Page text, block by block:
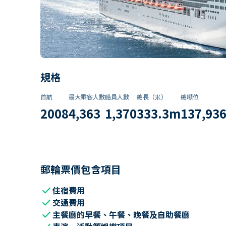
規格
首航
2008
最大乘客人數
4,363
船員人數
1,370
總長（米）
333.3m
總噸位
137,936
郵輪票價包含項目
check住宿費用
check 交通費用
check主餐廳的早餐、午餐、晚餐及自助餐廳